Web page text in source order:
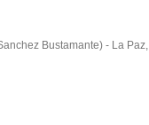
Bustamante) - La Paz,